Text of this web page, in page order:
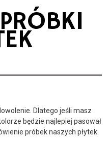
Dlatego jeśli masz
będzie najlepiej pasował
próbek naszych płytek.